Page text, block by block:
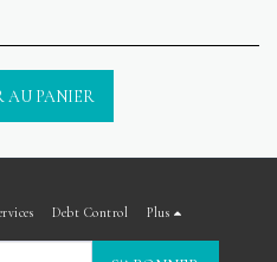
AU PANIER
Debt Control Plus